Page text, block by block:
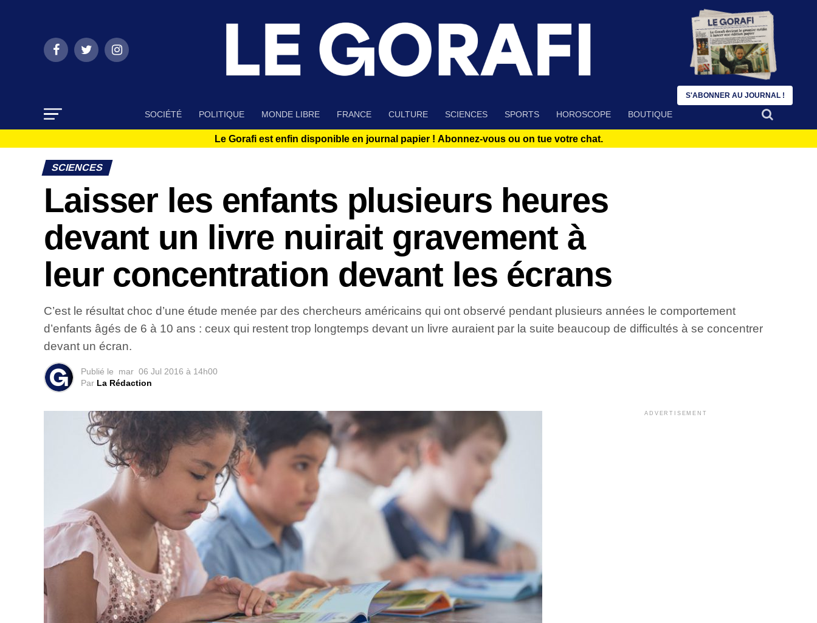
SOCIÉTÉ POLITIQUE MONDE LIBRE FRANCE CULTURE SCIENCES SPORTS HOROSCOPE BOUTIQUE
Le Gorafi est enfin disponible en journal papier ! Abonnez-vous ou on tue votre chat.
SCIENCES
Laisser les enfants plusieurs heures
devant un livre nuirait gravement à
leur concentration devant les écrans
C’est le résultat choc d’une étude menée par des chercheurs américains qui ont observé pendant plusieurs années le comportement
d’enfants âgés de 6 à 10 ans : ceux qui restent trop longtemps devant un livre auraient par la suite beaucoup de difficultés à se concentrer
devant un écran.
Publié le mar 06 Jul 2016 à 14h00
Par La Rédaction
ADVERTISEMENT
S'ABONNER AU JOURNAL !